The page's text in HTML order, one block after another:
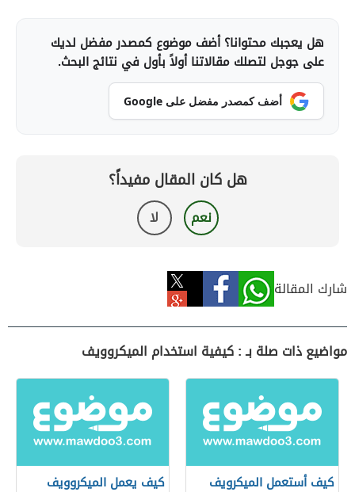
هل يعجبك محتوانا؟ أضف موضوع كمصدر مفضل لديك
على جوجل لتصلك مقالاتنا أولاً بأول في نتائج البحث.
أضف كمصدر مفضل على Google
هل كان المقال مفيداً؟
نعم لا
شارك المقالة
مواضيع ذات صلة بـ : كيفية استخدام الميكروويف
كيف أستعمل الميكرويف كيف يعمل الميكروويف